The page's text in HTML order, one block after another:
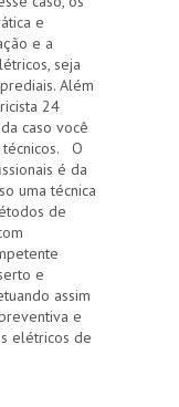
e
e a
seja
Além
24
caso você
técnicos. O
é da
uma técnica
de
e
assim
e
elétricos de